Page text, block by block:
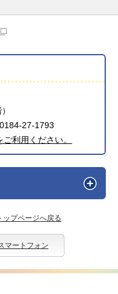
27-1793
利用ください。
ップページへ戻る
マートフォン